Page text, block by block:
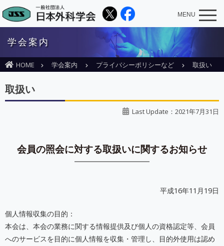
MENU
学会案内
HOME 学会案内 プライバシーポリシーなど 取扱い
取扱い
Last Update：2021年7月31日
会員の照会に対する取扱いに関するお知らせ
平成16年11月19日
個人情報収集の目的：
本会は、本会の業務に関する情報提供及び個人の資格認定等、会員
へのサービスを目的に個人情報を収集・管理し、目的外使用は認め